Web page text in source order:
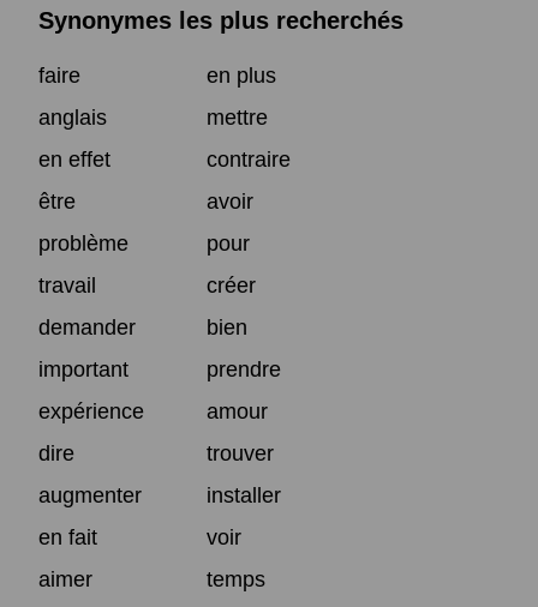
Synonymes les plus recherchés
faire
en plus
anglais
mettre
en effet
contraire
être
avoir
problème
pour
travail
créer
demander
bien
important
prendre
expérience
amour
dire
trouver
augmenter
installer
en fait
voir
aimer
temps